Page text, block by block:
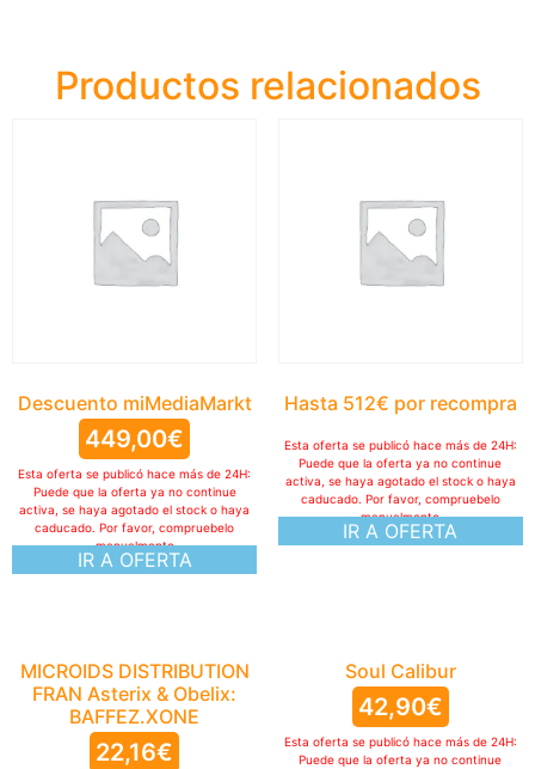
Productos relacionados
Descuento miMediaMarkt
449,00€
IR A OFERTA
Esta oferta se publicó hace más de 24H:
Puede que la oferta ya no continue
activa, se haya agotado el stock o haya
caducado. Por favor, compruebelo
manualmente
Hasta 512€ por recompra
IR A OFERTA
Esta oferta se publicó hace más de 24H:
Puede que la oferta ya no continue
activa, se haya agotado el stock o haya
caducado. Por favor, compruebelo
manualmente
MICROIDS DISTRIBUTION
FRAN Asterix & Obelix:
BAFFEZ.XONE
22,16€
Soul Calibur
42,90€
Esta oferta se publicó hace más de 24H:
Puede que la oferta ya no continue